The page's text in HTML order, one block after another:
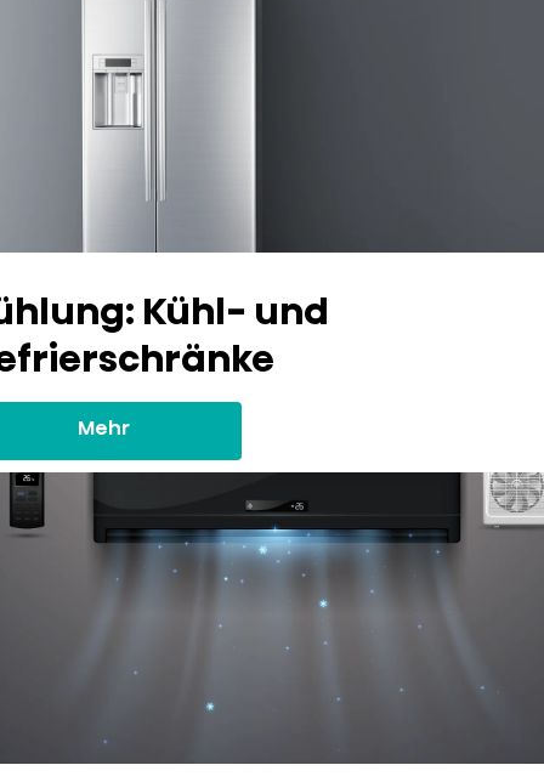
Kühl- und
Mehr